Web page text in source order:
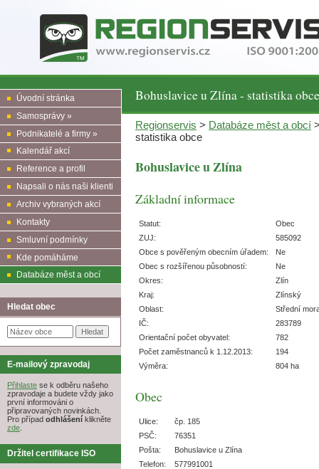
Bohuslavice u Zlína - statistika obce
Úvodní stránka
Samosprávy »
Podnikatelé a firmy »
Kalendář akcí
Reference a profil
Napsali o nás naši klienti
Archiv vybraných akcí
Kontakty
Smluvní podmínky
Kde pomáháme
Databáze měst a obcí
Hledat obec
E-mailový zpravodaj
Přihlaste se k odběru našeho
zpravodaje a budete vždy jako
první informováni o
připravovaných novinkách.
Pro případ odhlášení klikněte
zde.
Držitel certifikace ISO
Regionservis > Databáze měst a obcí
statistika obce
Bohuslavice u Zlína
Základní informace
Statut:
Obec
ZUJ:
585092
Obce s pověřeným obecním úřadem:
Ne
Obec s rozšířenou působností:
Ne
Okres:
Zlín
Kraj:
Zlínský
Oblast:
Střední
IČ:
283789
Orientační počet obyvatel:
782
Počet zaměstnanců k 1.12.2013:
194
Výměra:
804 ha
Obec
Ulice:
čp. 185
PSČ:
76351
Pošta:
Bohuslavice u Zlína
Telefon:
577991001